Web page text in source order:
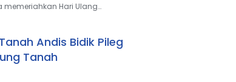
memeriahkan Hari Ulang…
Andis Bidik Pileg
Tanah